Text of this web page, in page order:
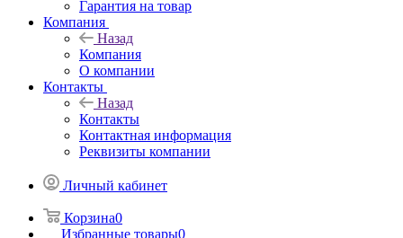
Гарантия на товар
Компания
Назад
Компания
О компании
Контакты
Назад
Контакты
Контактная информация
Реквизиты компании
Личный кабинет
Корзина0
Избранные товары0